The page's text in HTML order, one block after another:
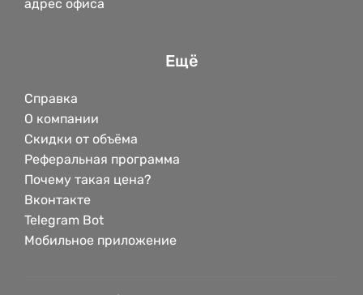
адрес офиса
Ещё
Справка
О компании
Скидки от объёма
Реферальная программа
Почему такая цена?
Вконтакте
Telegram Bot
Мобильное приложение